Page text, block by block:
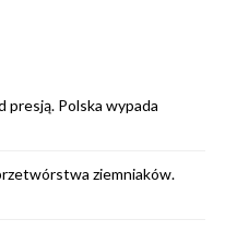
presją. Polska wypada
ziemniaków.